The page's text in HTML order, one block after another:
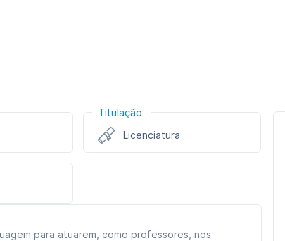
Titulação
Licenciatura
para atuarem, como professores, nos